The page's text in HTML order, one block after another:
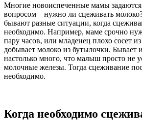
Многие новоиспеченные мамы
вопросом – нужно ли сцеживать
бывают разные ситуации, когда
необходимо. Например, маме срочно
пару часов, или младенец плохо сосет
добывает молоко из бутылочки. Бывает
настолько много, что малыш просто не
молочные железы. Тогда сцеживание
необходимо.
Когда необходимо